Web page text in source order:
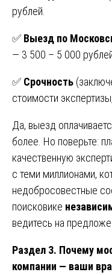
рублей.
✅ Выезд по
— 3 500 – 5 000
✅ Срочность
стоимости
Да, выезд
более. Но поверьте:
качественную
с теми миллионами,
недобросовестные
поисковике
ведитесь на
Раздел 3. Почему
компании — ваши